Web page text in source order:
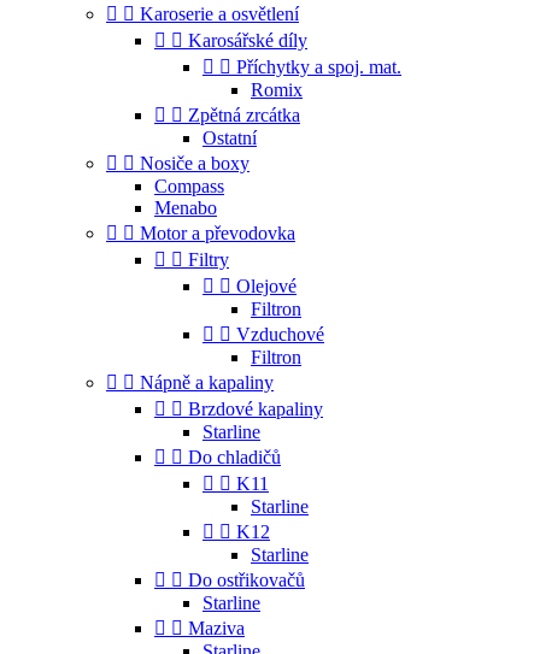
  Karoserie a osvětlení
  Karosářské díly
  Příchytky a spoj. mat.
Romix
  Zpětná zrcátka
Ostatní
  Nosiče a boxy
Compass
Menabo
  Motor a převodovka
  Filtry
  Olejové
Filtron
  Vzduchové
Filtron
  Nápně a kapaliny
  Brzdové kapaliny
Starline
  Do chladičů
  K11
Starline
  K12
Starline
  Do ostřikovačů
Starline
  Maziva